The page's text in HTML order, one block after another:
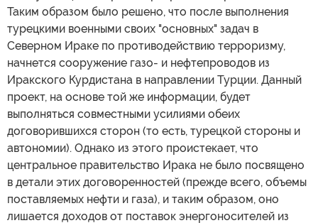
Таким образом было решено, что после выполнения
турецкими военными своих "основных" задач в
Северном Ираке по противодействию терроризму,
начнется сооружение газо- и нефтепроводов из
Иракского Курдистана в направлении Турции. Данный
проект, на основе той же информации, будет
выполняться совместными усилиями обеих
договорившихся сторон (то есть, турецкой стороны и
автономии). Однако из этого проистекает, что
центральное правительство Ирака не было посвящено
в детали этих договоренностей (прежде всего, объемы
поставляемых нефти и газа), и таким образом, оно
лишается доходов от поставок энергоносителей из